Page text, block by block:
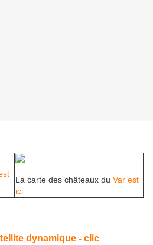
La carte des châteaux du Var est
ici
dynamique - clic